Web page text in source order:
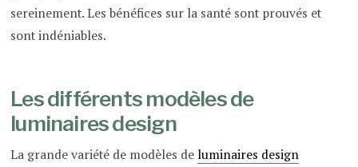
sereinement. Les bénéfices sur la santé sont prouvés et
sont indéniables.
Les différents modèles de
luminaires design
La grande variété de modèles de luminaires design